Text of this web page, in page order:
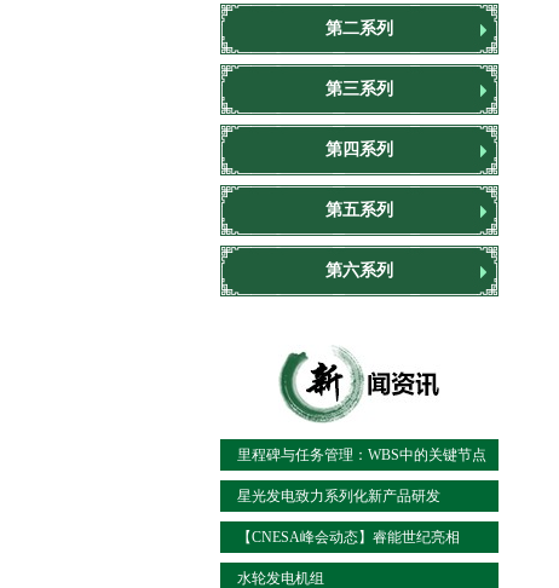
第二系列
第三系列
第四系列
第五系列
第六系列
里程碑与任务管理：WBS中的关键节点
控制
星光发电致力系列化新产品研发
【CNESA峰会动态】睿能世纪亮相
ESIE2017火电储能联
水轮发电机组